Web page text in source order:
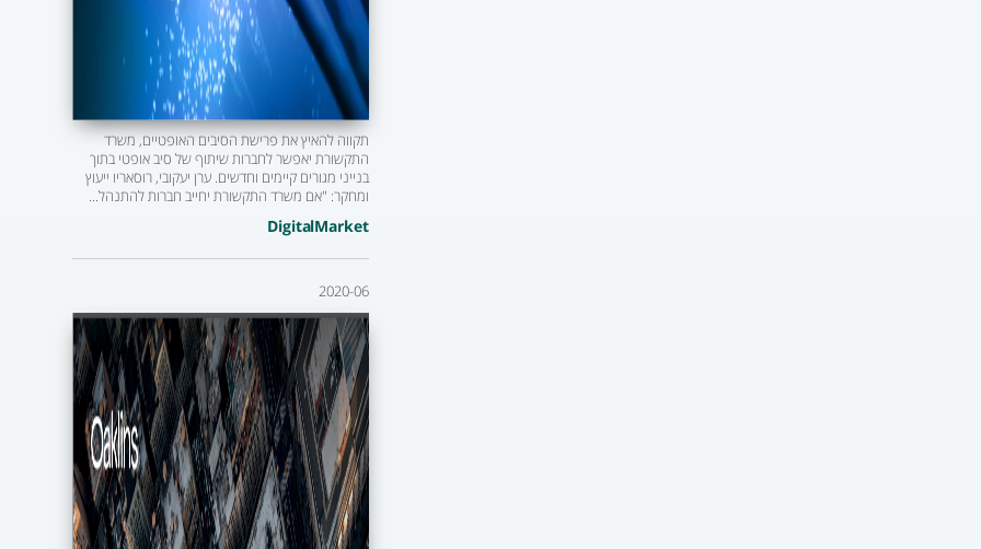
תקווה להאיץ את פרישת הסיבים האופטיים, משרד
התקשורת יאפשר לחברות שיתוף של סיב אופטי בתוך
בנייני מגורים קיימים וחדשים. ערן יעקובי, רוסאריו ייעוץ
ומחקר: "אם משרד התקשורת יחייב חברות להתנהל...
DigitalMarket
2020-06